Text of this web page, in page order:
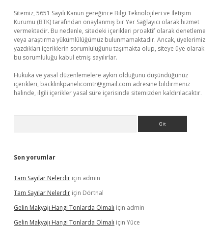
Sitemiz, 5651 Sayılı Kanun gereğince Bilgi Teknolojileri ve İletişim
Kurumu (BTK) tarafından onaylanmış bir Yer Sağlayıcı olarak hizmet
vermektedir. Bu nedenle, sitedeki içerikleri proaktif olarak denetleme
veya araştırma yükümlülüğümüz bulunmamaktadır. Ancak, üyelerimiz
yazdıkları içeriklerin sorumluluğunu taşımakta olup, siteye üye olarak
bu sorumluluğu kabul etmiş sayılırlar.
Hukuka ve yasal düzenlemelere aykırı olduğunu düşündüğünüz
içerikleri, backlinkpanelicomtr@gmail.com adresine bildirmeniz
halinde, ilgili içerikler yasal süre içerisinde sitemizden kaldırılacaktır.
Son yorumlar
Tam Sayılar Nelerdir için admin
Tam Sayılar Nelerdir için Dörtnal
Gelin Makyajı Hangi Tonlarda Olmalı için admin
Gelin Makyajı Hangi Tonlarda Olmalı için Yüce